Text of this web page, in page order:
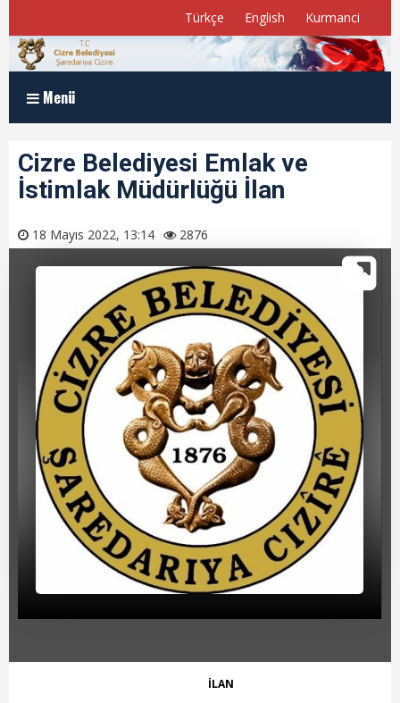
Türkçe English Kurmanci
Menü
Kurumsal
Müdürlükler
Program ve Raporlar
Meclis Üyelerimiz
E-Belediye
Beyan Bilgileri
Borç Bilgileri
Tahakkuk Bilgileri
Tahsilat Bilgileri
Online Ödeme
Sicil Kodu ile Tahsilat
Cizre Belediyesi Emlak ve
İstimlak Müdürlüğü İlan
18 Mayıs 2022, 13:14 2876
İLAN